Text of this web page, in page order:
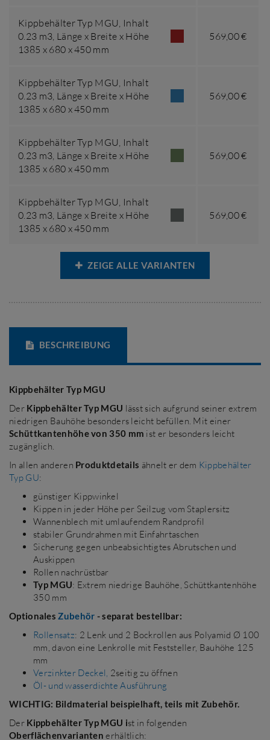
Kippbehälter Typ MGU, Inhalt
0.23 m3, Länge x Breite x Höhe
1385 x 680 x 450 mm
569,00 €
Kippbehälter Typ MGU, Inhalt
0.23 m3, Länge x Breite x Höhe
1385 x 680 x 450 mm
569,00 €
Kippbehälter Typ MGU, Inhalt
0.23 m3, Länge x Breite x Höhe
1385 x 680 x 450 mm
569,00 €
Kippbehälter Typ MGU, Inhalt
0.23 m3, Länge x Breite x Höhe
1385 x 680 x 450 mm
569,00 €
ZEIGE ALLE VARIANTEN
BESCHREIBUNG
Kippbehälter Typ MGU
Der Kippbehälter Typ MGU lässt sich aufgrund seiner extrem
niedrigen Bauhöhe besonders leicht befüllen. Mit einer
Schüttkantenhöhe von 350 mm ist er besonders leicht
zugänglich.
In allen anderen Produktdetails ähnelt er dem Kippbehälter
Typ GU:
günstiger Kippwinkel
Kippen in jeder Höhe per Seilzug vom Staplersitz
Wannenblech mit umlaufendem Randprofil
stabiler Grundrahmen mit Einfahrtaschen
Sicherung gegen unbeabsichtigtes Abrutschen und
Auskippen
Rollen nachrüstbar
Typ MGU: Extrem niedrige Bauhöhe, Schüttkantenhöhe
350 mm
OptionalesZubehör - separat bestellbar:
Rollensatz: 2 Lenk und 2 Bockrollen aus Polyamid Ø 100
mm, davon eine Lenkrolle mit Feststeller, Bauhöhe 125
mm
Verzinkter Deckel, 2seitig zu öffnen
Öl- und wasserdichte Ausführung
WICHTIG: Bildmaterial beispielhaft, teils mit Zubehör.
Der Kippbehälter Typ MGU ist in folgenden
Oberflächenvariantenerhältlich: